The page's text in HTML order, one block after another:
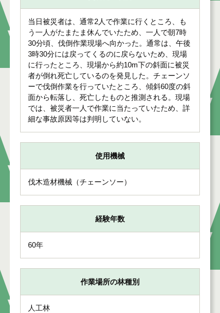
当日被災者は、通常2人で作業に行くところ、も
う一人がたまたま休んでいたため、一人で朝7時
30分頃、伐倒作業現場へ向かった。通常は、午後
3時30分には戻ってくるのに戻らないため、現場
に行ったところ、現場から約10m下の斜面に被災
者が倒れ死亡しているのを発見した。チェーンソ
ーで伐倒作業を行っていたところ、傾斜60度の斜
面から転落し、死亡したものと推測される。現場
では、被災者一人で作業に当たっていたため、詳
細な事故原因等は判明していない。
使用機械
伐木造材機械（チェーンソー）
経験年数
60年
作業場所の林種別
人工林